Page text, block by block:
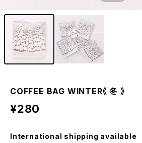
COFFEE BAG WINTER《 冬 》
¥280
International shipping available